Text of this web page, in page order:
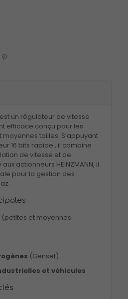
est un régulateur de vitesse
efficace conçu pour les
moyennes tailles. S’appuyant
16 bits rapide , il combine
de vitesse et de
actionneurs HEINZMANN, il
pour la gestion des
.
(petites et moyennes
(Genset)
et véhicules